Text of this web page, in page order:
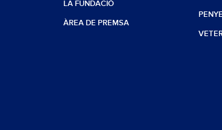
LA FUNDACIÓ
ÀREA DE PREMSA